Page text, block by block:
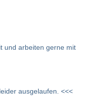
und arbeiten gerne mit
ausgelaufen. <<<